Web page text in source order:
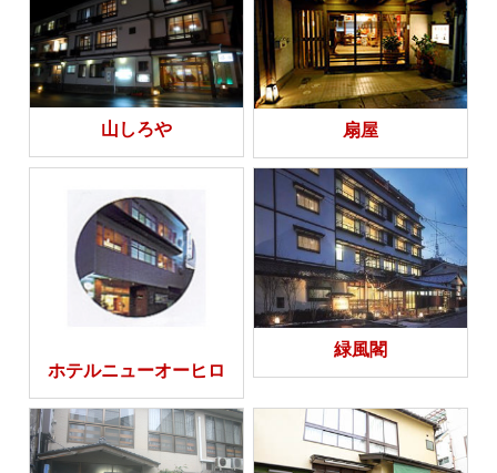
山しろや 扇屋
ホテルニューオーヒロ
緑風閣